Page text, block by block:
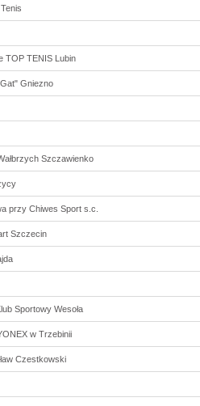
TOP TENIS Lubin
Gniezno
Szczawienko
przy Chiwes Sport s.c.
Szczecin
Sportowy Wesoła
w Trzebinii
Czestkowski